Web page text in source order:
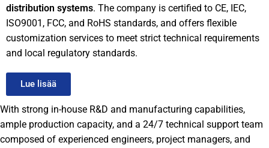
distribution systems. The company is certified to CE, IEC,
ISO9001, FCC, and RoHS standards, and offers flexible
customization services to meet strict technical requirements
and local regulatory standards.
Lue lisää
With strong in-house R&D and manufacturing capabilities,
ample production capacity, and a 24/7 technical support team
composed of experienced engineers, project managers, and